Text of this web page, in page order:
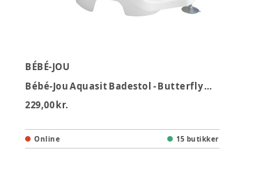
BÉBÉ-JOU
Bébé-Jou Aquasit Badestol - Butterfly White
229,00 kr.
Online 15 butikker